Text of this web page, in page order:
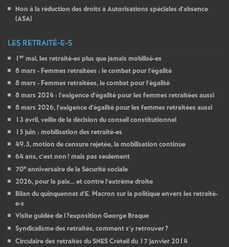
Non à la réduction des droits à Autorisations spéciales d’absence
(ASA)
LES RETRAITÉ-E-S
1 er mai, les retraité-es plus que jamais mobilisé-es
8 mars - Femmes retraitées : le combat pour l’égalité
8 mars - Femmes retraitées, le combat pour l’égalité
8 mars 2024 : l’exigence d’égalité pour les femmes retraitées aussi
8 mars 2026, l’exigence d’égalité pour les femmes retraitées aussi
13 avril, veille de la décision du conseil constitutionnel
15 juin : mobilisation des retraité-es
49.3, motion de censure rejetée, la mobilisation continue
64 ans, c’est non ! mais pas seulement
70eanniversaire de la Sécurité sociale
2026, pour la paix… et contre l’extrême droite
Bilan du quinquennat d’E. Macron sur la politique envers les retraité-
e-s
Visite guidée de l?exposition George Braque
Syndicalisme des retraités, comment s’y retrouver?
Circulaire des retraités duSNESCréteil du 17 janvier 2014